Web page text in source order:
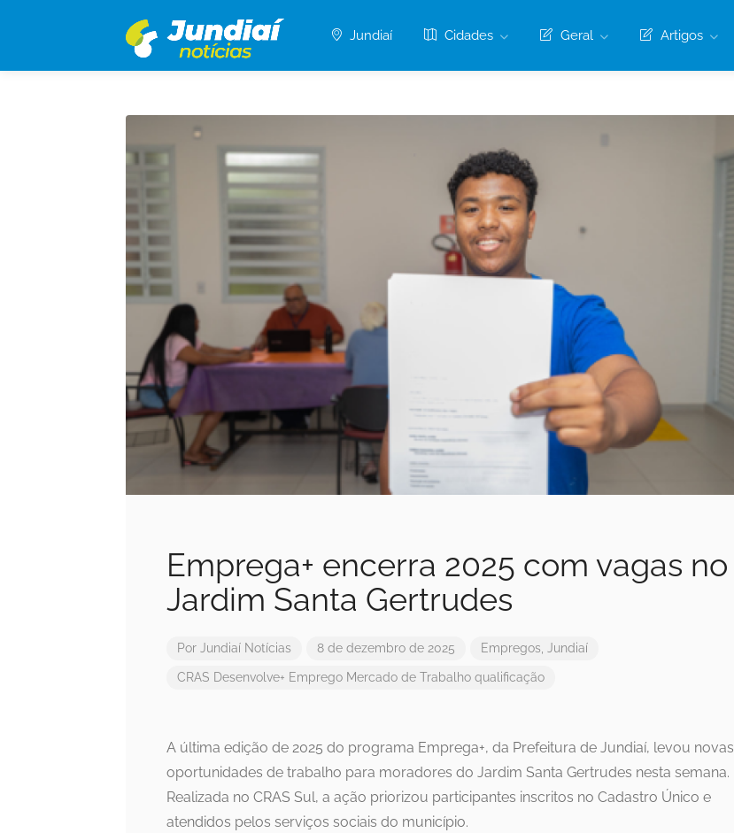
Jundiaí Cidades Geral Artigos
Emprega+ encerra 2025 com vagas no
Jardim Santa Gertrudes
Por Jundiaí Notícias 8 de dezembro de 2025 Empregos Jundiaí
CRAS Desenvolve+ Emprego Mercado de Trabalho qualificação
A última edição de 2025 do programa Emprega+, da Prefeitura de Jundiaí, levou novas
oportunidades de trabalho para moradores do Jardim Santa Gertrudes nesta semana.
Realizada no CRAS Sul, a ação priorizou participantes inscritos no Cadastro Único e
atendidos pelos serviços sociais do município.